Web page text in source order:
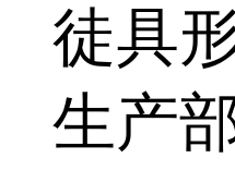
徒具
生产